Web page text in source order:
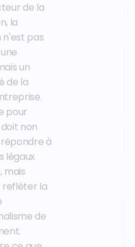
de la
la
pas
un
de la
pour
non
à
légaux
mais
la
de